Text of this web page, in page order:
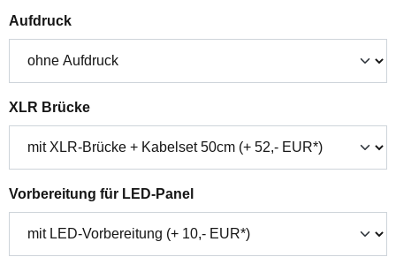
Aufdruckauswählen
XLR Brückeauswählen
Vorbereitung für LED-Panelauswählen